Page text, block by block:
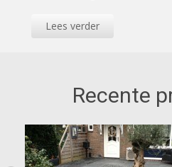
Lees verder
Recente